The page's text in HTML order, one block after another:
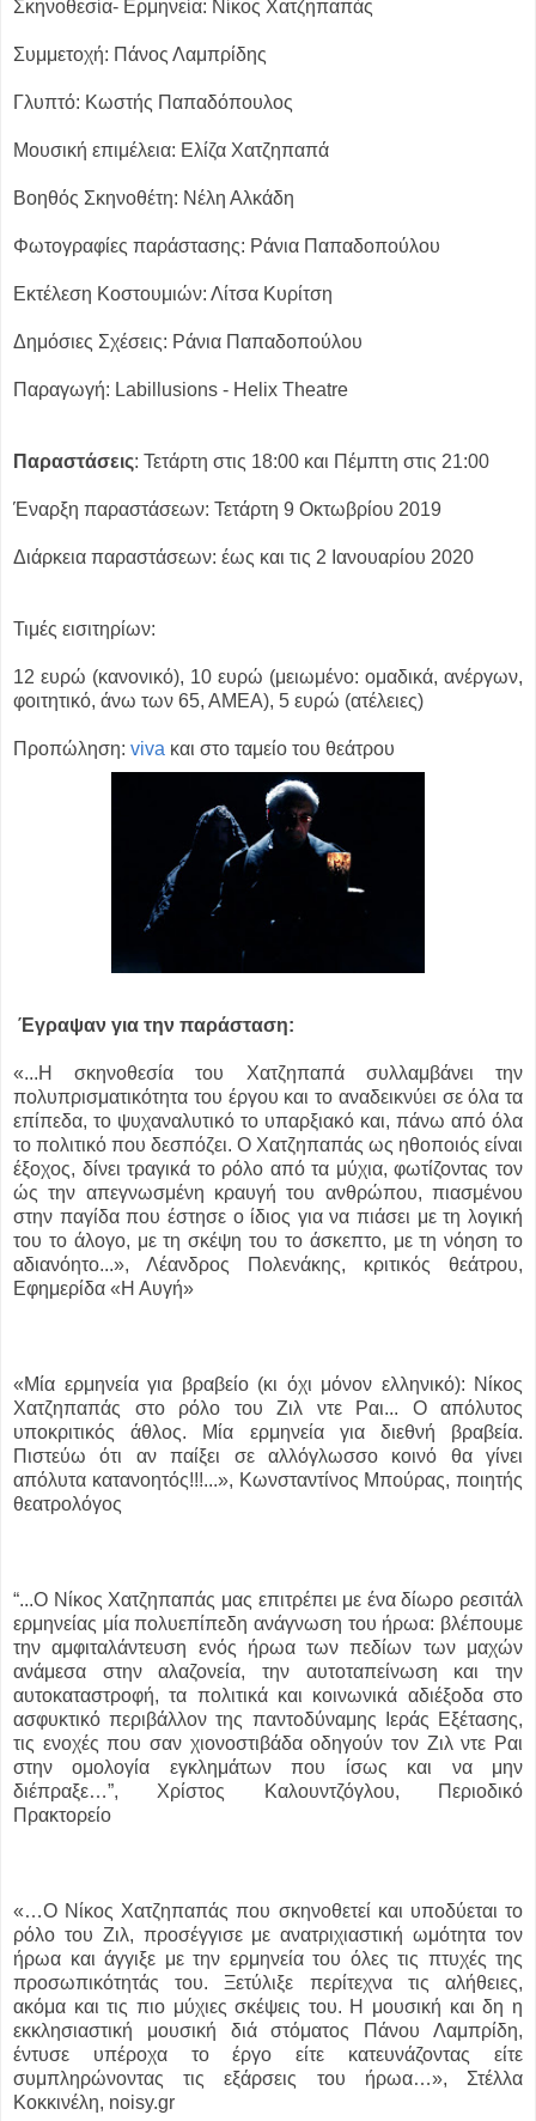
Σκηνοθεσία- Ερμηνεία: Νίκος Χατζηπαπάς
Συμμετοχή: Πάνος Λαμπρίδης
Γλυπτό: Κωστής Παπαδόπουλος
Μουσική επιμέλεια: Ελίζα Χατζηπαπά
Βοηθός Σκηνοθέτη: Νέλη Αλκάδη
Φωτογραφίες παράστασης: Ράνια Παπαδοπούλου
Εκτέλεση Κοστουμιών: Λίτσα Κυρίτση
Δημόσιες Σχέσεις: Ράνια Παπαδοπούλου
Παραγωγή: Labillusions - Helix Theatre
Παραστάσεις: Τετάρτη στις 18:00 και Πέμπτη στις 21:00
Έναρξη παραστάσεων: Τετάρτη 9 Οκτωβρίου 2019
Διάρκεια παραστάσεων: έως και τις 2 Ιανουαρίου 2020
Τιμές εισιτηρίων:
12 ευρώ (κανονικό), 10 ευρώ (μειωμένο: ομαδικά, ανέργων,
φοιτητικό, άνω των 65, ΑΜΕΑ), 5 ευρώ (ατέλειες)
Προπώληση: viva και στο ταμείο του θεάτρου
Έγραψαν για την παράσταση:
«...Η σκηνοθεσία του Χατζηπαπά συλλαμβάνει την
πολυπρισματικότητα του έργου και το αναδεικνύει σε όλα τα
επίπεδα, το ψυχαναλυτικό το υπαρξιακό και, πάνω από όλα
το πολιτικό που δεσπόζει. Ο Χατζηπαπάς ως ηθοποιός είναι
έξοχος, δίνει τραγικά το ρόλο από τα μύχια, φωτίζοντας τον
ώς την απεγνωσμένη κραυγή του ανθρώπου, πιασμένου
στην παγίδα που έστησε ο ίδιος για να πιάσει με τη λογική
του το άλογο, με τη σκέψη του το άσκεπτο, με τη νόηση το
αδιανόητο...», Λέανδρος Πολενάκης, κριτικός θεάτρου,
Εφημερίδα «Η Αυγή»
«Μία ερμηνεία για βραβείο (κι όχι μόνον ελληνικό): Νίκος
Χατζηπαπάς στο ρόλο του Ζιλ ντε Ραι... Ο απόλυτος
υποκριτικός άθλος. Μία ερμηνεία για διεθνή βραβεία.
Πιστεύω ότι αν παίξει σε αλλόγλωσσο κοινό θα γίνει
απόλυτα κατανοητός!!!...», Κωνσταντίνος Μπούρας, ποιητής
θεατρολόγος
“...Ο Νίκος Χατζηπαπάς μας επιτρέπει με ένα δίωρο ρεσιτάλ
ερμηνείας μία πολυεπίπεδη ανάγνωση του ήρωα: βλέπουμε
την αμφιταλάντευση ενός ήρωα των πεδίων των μαχών
ανάμεσα στην αλαζονεία, την αυτοταπείνωση και την
αυτοκαταστροφή, τα πολιτικά και κοινωνικά αδιέξοδα στο
ασφυκτικό περιβάλλον της παντοδύναμης Ιεράς Εξέτασης,
τις ενοχές που σαν χιονοστιβάδα οδηγούν τον Ζιλ ντε Ραι
στην ομολογία εγκλημάτων που ίσως και να μην
διέπραξε…”, Χρίστος Καλουντζόγλου, Περιοδικό
Πρακτορείο
«…Ο Νίκος Χατζηπαπάς που σκηνοθετεί και υποδύεται το
ρόλο του Ζιλ, προσέγγισε με ανατριχιαστική ωμότητα τον
ήρωα και άγγιξε με την ερμηνεία του όλες τις πτυχές της
προσωπικότητάς του. Ξετύλιξε περίτεχνα τις αλήθειες,
ακόμα και τις πιο μύχιες σκέψεις του. Η μουσική και δη η
εκκλησιαστική μουσική διά στόματος Πάνου Λαμπρίδη,
έντυσε υπέροχα το έργο είτε κατευνάζοντας είτε
συμπληρώνοντας τις εξάρσεις του ήρωα…», Στέλλα
Κοκκινέλη, noisy.gr